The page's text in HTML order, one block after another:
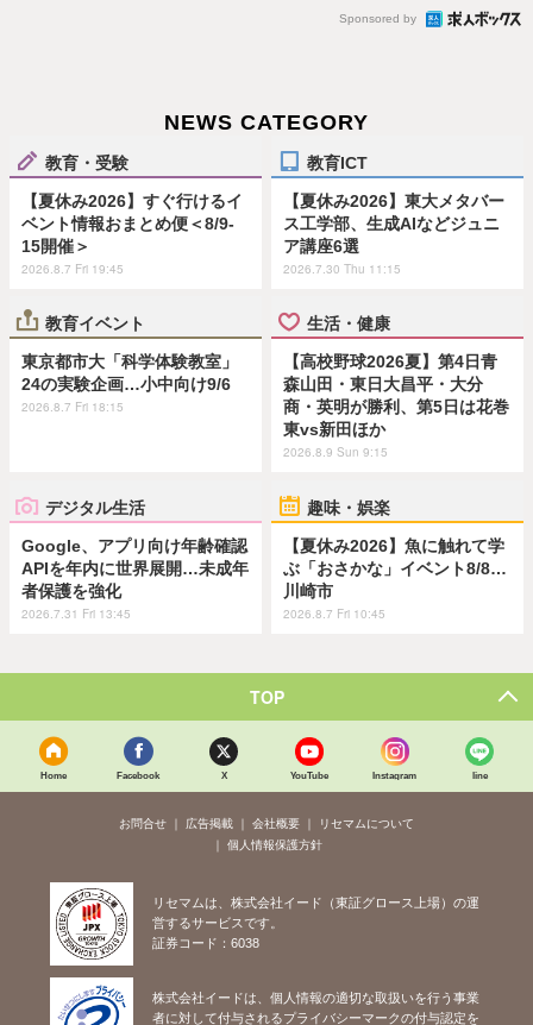
Sponsored by
NEWS CATEGORY
教育・受験
【夏休み2026】すぐ行けるイ
ベント情報おまとめ便＜8/9-
15開催＞
2026.8.7 Fri 19:45
教育ICT
【夏休み2026】東大メタバー
ス工学部、生成AIなどジュニ
ア講座6選
2026.7.30 Thu 11:15
教育イベント
東京都市大「科学体験教室」
24の実験企画…小中向け9/6
2026.8.7 Fri 18:15
生活・健康
【高校野球2026夏】第4日青
森山田・東日大昌平・大分
商・英明が勝利、第5日は花巻
東vs新田ほか
2026.8.9 Sun 9:15
デジタル生活
Google、アプリ向け年齢確認
APIを年内に世界展開…未成年
者保護を強化
2026.7.31 Fri 13:45
趣味・娯楽
【夏休み2026】魚に触れて学
ぶ「おさかな」イベント8/8…
川崎市
2026.8.7 Fri 10:45
TOP
Home Facebook X YouTube Instagram line
お問合せ 広告掲載 会社概要
リセマムについて
個人情報保護方針
リセマムは、株式会社イード（東証グロース上場）の運
営するサービスです。
証券コード：6038
株式会社イードは、個人情報の適切な取扱いを行う事業
者に対して付与されるプライバシーマークの付与認定を